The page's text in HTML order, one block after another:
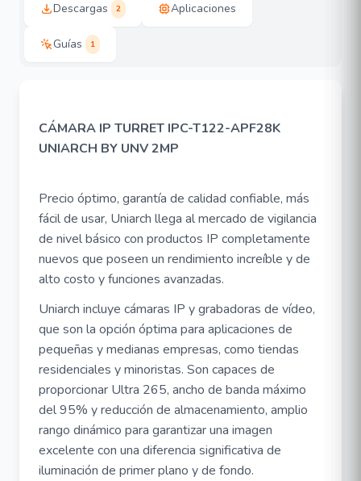
Descargas 2 Aplicaciones
Guías 1
CÁMARA IP TURRET IPC-T122-APF28K
UNIARCH BY UNV 2MP
Precio óptimo, garantía de calidad confiable, más
fácil de usar, Uniarch llega al mercado de vigilancia
de nivel básico con productos IP completamente
nuevos que poseen un rendimiento increíble y de
alto costo y funciones avanzadas.
Uniarch incluye cámaras IP y grabadoras de vídeo,
que son la opción óptima para aplicaciones de
pequeñas y medianas empresas, como tiendas
residenciales y minoristas. Son capaces de
proporcionar Ultra 265, ancho de banda máximo
del 95% y reducción de almacenamiento, amplio
rango dinámico para garantizar una imagen
excelente con una diferencia significativa de
iluminación de primer plano y de fondo.